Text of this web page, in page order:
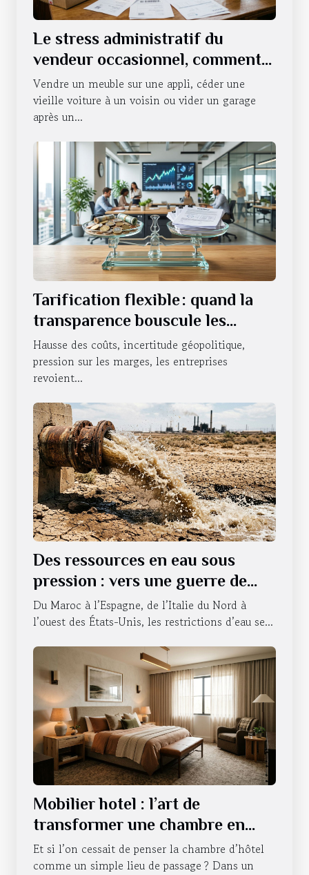
Le stress administratif du
vendeur occasionnel, comment
s’en défaire ?
Vendre un meuble sur une appli, céder une
vieille voiture à un voisin ou vider un garage
après un...
Tarification flexible : quand la
transparence bouscule les
habitudes des entreprises
Hausse des coûts, incertitude géopolitique,
pression sur les marges, les entreprises
revoient...
Des ressources en eau sous
pression : vers une guerre de
l’accessibilité ?
Du Maroc à l’Espagne, de l’Italie du Nord à
l’ouest des États-Unis, les restrictions d’eau se...
Mobilier hotel : l’art de
transformer une chambre en
expérience sensorielle
Et si l’on cessait de penser la chambre d’hôtel
comme un simple lieu de passage ? Dans un